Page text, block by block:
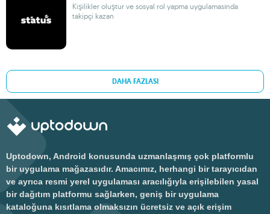
Kişilikler oluştur ve sosyal rol yapma uygulamasında
takipçi kazan
DAHA FAZLASI
Uptodown, Android konusunda uzmanlaşmış çok platformlu
bir uygulama mağazasıdır. Amacımız, herhangi bir tarayıcıdan
ve ayrıca resmi yerel uygulaması aracılığıyla erişilebilen yasal
bir dağıtım platformu sağlarken, geniş bir uygulama
kataloğuna kısıtlama olmaksızın ücretsiz ve açık erişim